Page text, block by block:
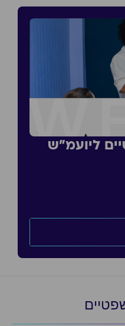
ליועמ״ש